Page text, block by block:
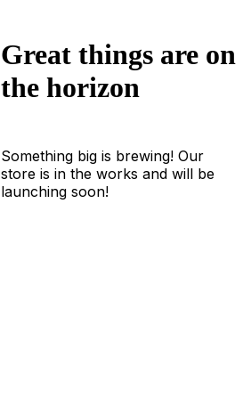
Great things are on
the horizon
Something big is brewing! Our
store is in the works and will be
launching soon!